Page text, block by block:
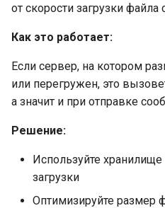
от скорости загрузки
Как это работает:
Если сервер, на котором
или перегружен, это
а значит и при отправке
Решение:
Используйте
загрузки
Оптимизируйте размер